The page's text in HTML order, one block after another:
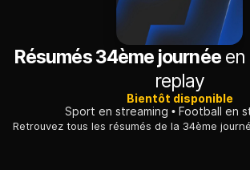
Résumés 34ème journéeen
replay
Bientôt disponible
Sport en streaming
Football en